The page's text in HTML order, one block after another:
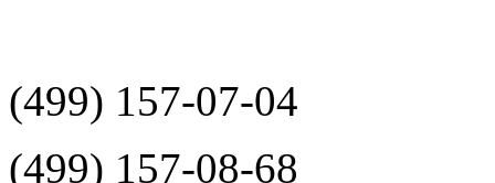
(499) 157-07-04
(499) 157-08-68